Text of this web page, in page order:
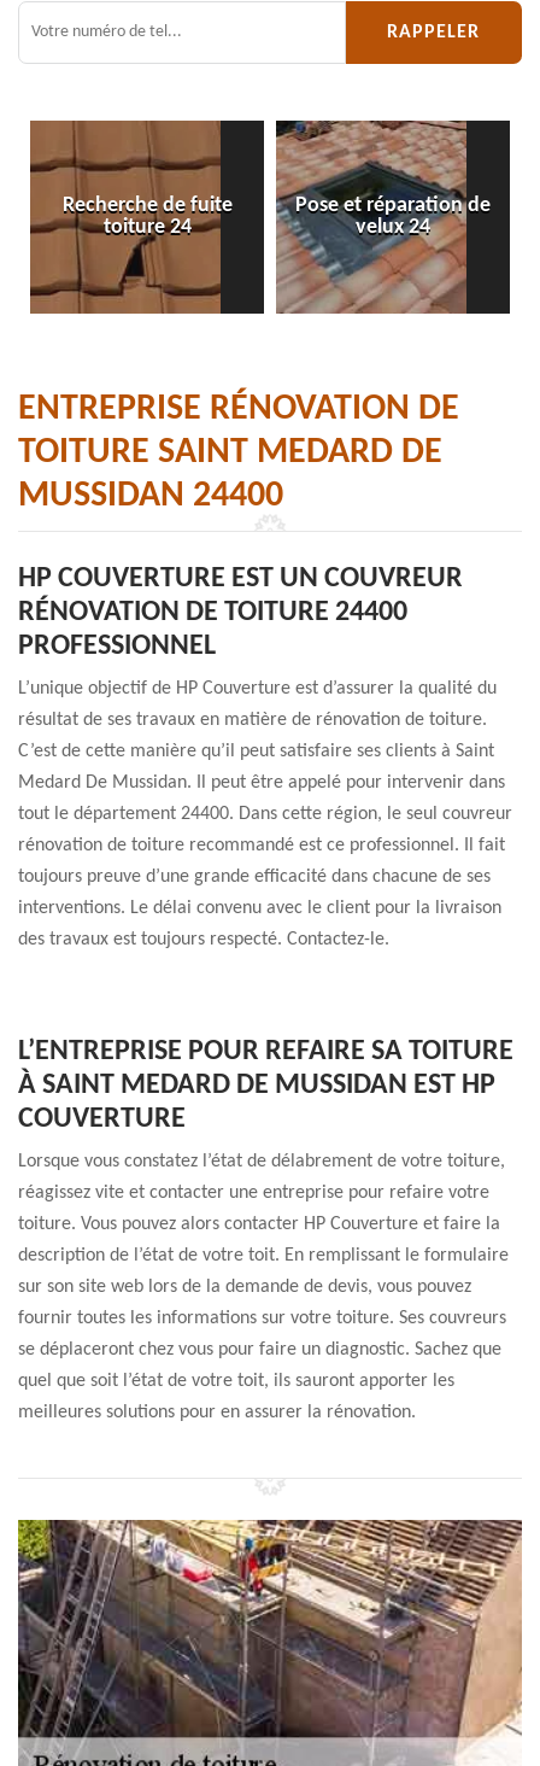
Recherche de fuite
toiture 24
Pose et réparation de
velux 24
ENTREPRISE RÉNOVATION DE
TOITURE SAINT MEDARD DE
MUSSIDAN 24400
HP COUVERTURE EST UN COUVREUR
RÉNOVATION DE TOITURE 24400
PROFESSIONNEL
L’unique objectif de HP Couverture est d’assurer la qualité du
résultat de ses travaux en matière de rénovation de toiture.
C’est de cette manière qu’il peut satisfaire ses clients à Saint
Medard De Mussidan. Il peut être appelé pour intervenir dans
tout le département 24400. Dans cette région, le seul couvreur
rénovation de toiture recommandé est ce professionnel. Il fait
toujours preuve d’une grande efficacité dans chacune de ses
interventions. Le délai convenu avec le client pour la livraison
des travaux est toujours respecté. Contactez-le.
L’ENTREPRISE POUR REFAIRE SA TOITURE
À SAINT MEDARD DE MUSSIDAN EST HP
COUVERTURE
Lorsque vous constatez l’état de délabrement de votre toiture,
réagissez vite et contacter une entreprise pour refaire votre
toiture. Vous pouvez alors contacter HP Couverture et faire la
description de l’état de votre toit. En remplissant le formulaire
sur son site web lors de la demande de devis, vous pouvez
fournir toutes les informations sur votre toiture. Ses couvreurs
se déplaceront chez vous pour faire un diagnostic. Sachez que
quel que soit l’état de votre toit, ils sauront apporter les
meilleures solutions pour en assurer la rénovation.